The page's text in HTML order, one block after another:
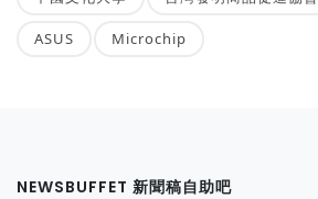
ASUS Microchip
NEWSBUFFET 新聞稿自助吧